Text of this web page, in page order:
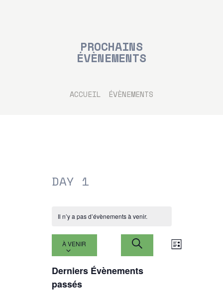
PROCHAINS
ÉVÈNEMENTS
ACCUEIL ÉVÈNEMENTS
LES CONCERTS
DAY 1
Il n’y a pas d’évènements à venir.
ET
RECHERCHE
DE
À VENIR
Sélectionnez
date.
Derniers Évènements
passés